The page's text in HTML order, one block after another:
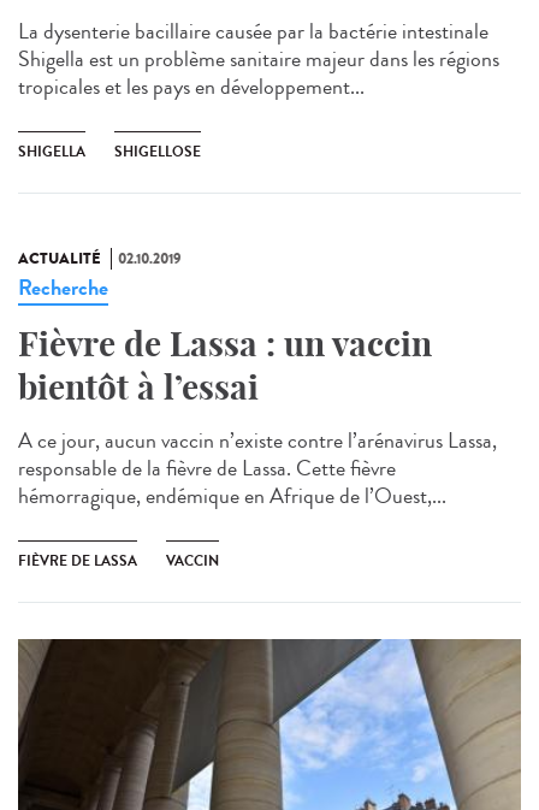
La dysenterie bacillaire causée par la bactérie intestinale
Shigella est un problème sanitaire majeur dans les régions
tropicales et les pays en développement...
SHIGELLA SHIGELLOSE
ACTUALITÉ 02.10.2019
Recherche
Fièvre de Lassa : un vaccin
bientôt à l’essai
A ce jour, aucun vaccin n’existe contre l’arénavirus Lassa,
responsable de la fièvre de Lassa. Cette fièvre
hémorragique, endémique en Afrique de l’Ouest,...
FIÈVRE DE LASSA VACCIN